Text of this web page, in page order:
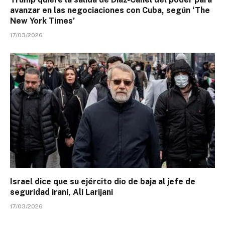
avanzar en las negociaciones con Cuba, según ‘The
New York Times’
17/03/2026
Israel dice que su ejército dio de baja al jefe de
seguridad iraní, Alí Larijani
17/03/2026